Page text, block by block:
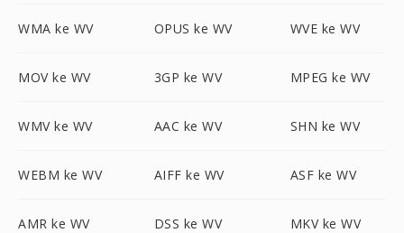
WMA ke WV OPUS ke WV WVE ke WV
MOV ke WV 3GP ke WV MPEG ke WV
WMV ke WV AAC ke WV SHN ke WV
WEBM ke WV AIFF ke WV ASF ke WV
AMR ke WV DSS ke WV MKV ke WV